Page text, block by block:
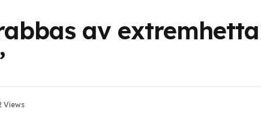
av
Views